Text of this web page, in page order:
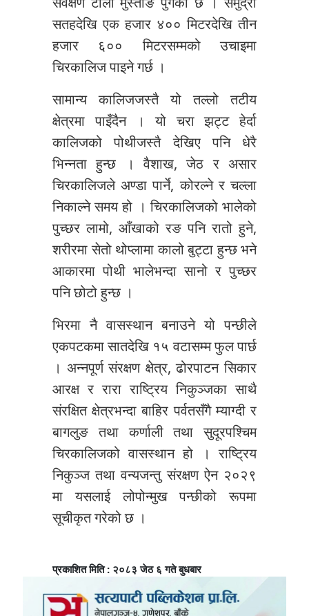
सतहदेखि एक हजार ४०० मिटरदेखि तीन
हजार ६०० मिटरसम्मको उचाइमा
चिरकालिज पाइने गर्छ ।
सामान्य कालिजजस्तै यो तल्लो तटीय
क्षेत्रमा पाइँदैन । यो चरा झट्ट हेर्दा
कालिजको पोथीजस्तै देखिए पनि धेरै
भिन्नता हुन्छ । वैशाख, जेठ र असार
चिरकालिजले अण्डा पार्ने, कोरल्ने र चल्ला
निकाल्ने समय हो । चिरकालिजको भालेको
पुच्छर लामो, आँखाको रङ पनि रातो हुने,
शरीरमा सेतो थोप्लामा कालो बुट्टा हुन्छ भने
आकारमा पोथी भालेभन्दा सानो र पुच्छर
पनि छोटो हुन्छ ।
भिरमा नै वासस्थान बनाउने यो पन्छीले
एकपटकमा सातदेखि १५ वटासम्म फुल पार्छ
। अन्नपूर्ण संरक्षण क्षेत्र, ढोरपाटन सिकार
आरक्ष र रारा राष्ट्रिय निकुञ्जका साथै
संरक्षित क्षेत्रभन्दा बाहिर पर्वतसँगै म्याग्दी र
बागलुङ तथा कर्णाली तथा सुदूरपश्चिम
चिरकालिजको वासस्थान हो । राष्ट्रिय
निकुञ्ज तथा वन्यजन्तु संरक्षण ऐन २०२९
मा यसलाई लोपोन्मुख पन्छीको रूपमा
सूचीकृत गरेको छ ।
प्रकाशित मिति : २०८३ जेठ ६ गते बुधबार